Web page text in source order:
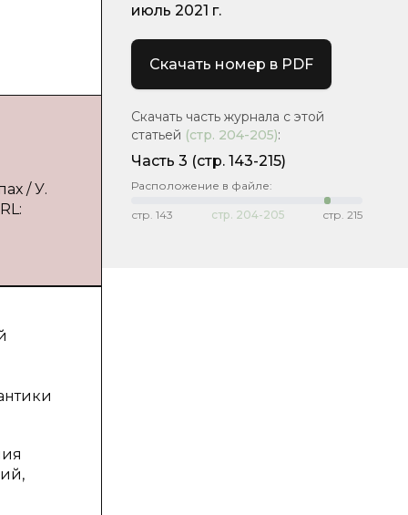
/ У.
июль 2021 г.
Скачать номер в PDF
Скачать часть журнала с этой
статьей (стр. 204-205):
Часть 3 (стр. 143-215)
Расположение в файле:
стр. 143 стр. 204-205 стр. 215